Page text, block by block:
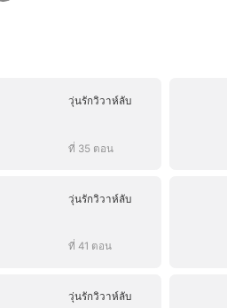
วุ่นรักวิวาห์ลับ
ที่ 35 ตอน
วุ่นรักวิวาห์ลับ
ที่ 41 ตอน
วุ่นรักวิวาห์ลับ